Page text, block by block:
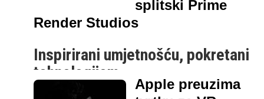
splitski Prime
Render Studios
Inspirirani umjetnošću, pokretani
tehnologijom
Hrvatski studio za računalnu grafiku i
Apple preuzima